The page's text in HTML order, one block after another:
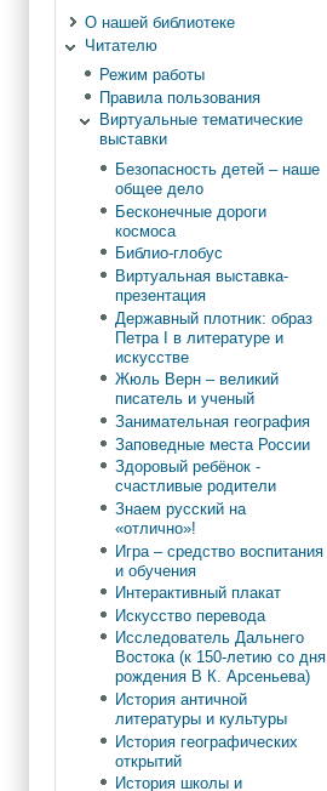
О нашей библиотеке
Читателю
Режим работы
Правила пользования
Виртуальные тематические
выставки
Безопасность детей – наше
общее дело
Бесконечные дороги
космоса
Библио-глобус
Виртуальная выставка-
презентация
Державный плотник: образ
Петра I в литературе и
искусстве
Жюль Верн – великий
писатель и ученый
Занимательная география
Заповедные места России
Здоровый ребёнок -
счастливые родители
Знаем русский на
«отлично»!
Игра – средство воспитания
и обучения
Интерактивный плакат
Искусство перевода
Исследователь Дальнего
Востока (к 150-летию со дня
рождения В К. Арсеньева)
История античной
литературы и культуры
История географических
открытий
История школы и